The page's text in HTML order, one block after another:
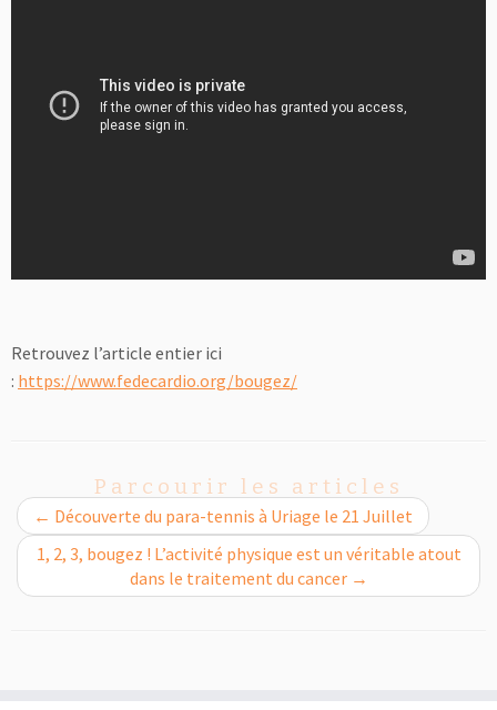
Retrouvez l’article entier ici
: https://www.fedecardio.org/bougez/
Parcourir les articles
← Découverte du para-tennis à Uriage le 21 Juillet
1, 2, 3, bougez ! L’activité physique est un véritable atout
dans le traitement du cancer →